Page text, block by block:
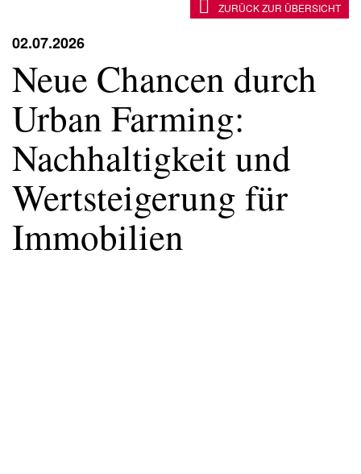
02.07.2026
Neue Chancen durch
Urban Farming:
Nachhaltigkeit und
Wertsteigerung für
Immobilien
ZURÜCK ZUR ÜBERSICHT